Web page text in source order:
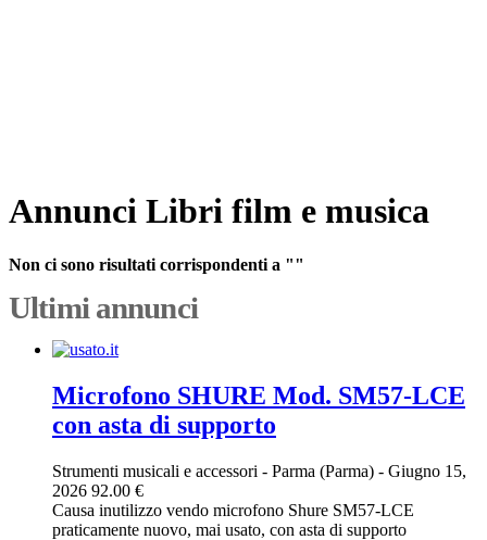
Annunci Libri film e musica
Non ci sono risultati corrispondenti a ""
Ultimi annunci
Microfono SHURE Mod. SM57-LCE
con asta di supporto
Strumenti musicali e accessori - Parma (Parma) - Giugno 15,
2026 92.00 €
Causa inutilizzo vendo microfono Shure SM57-LCE
praticamente nuovo, mai usato, con asta di supporto